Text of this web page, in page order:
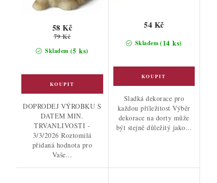
Skladem (5 ks)
58 Kč
79 Kč
DOPRODEJ VÝROBKU S
DATEM MIN.
TRVANLIVOSTI -
3/3/2026 Roztomilá
přidaná hodnota pro
Vaše...
Skladem(14 ks)
54 Kč
Sladká dekorace pro
každou příležitost Výběr
dekorace na dorty může
být stejně důležitý jako...